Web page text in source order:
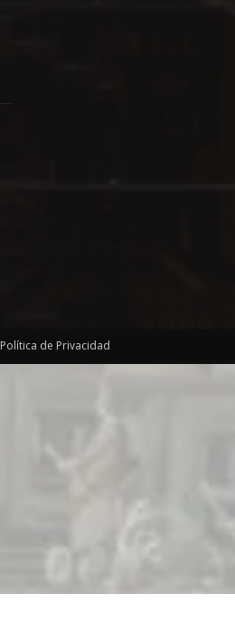
Política de Privacidad